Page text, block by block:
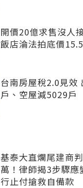
開價20億求售沒人
飯店淪法拍底價
台南房屋稅2.0見效
戶、空屋減5029戶
基泰大直爛尾建商
萬！律師揭3步驟應
行止付搶救自備款